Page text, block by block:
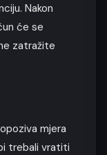
Nakon
će se
zatražite
mjera
trebali vratiti